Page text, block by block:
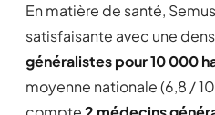
En matière de santé,
satisfaisante avec une
généralistes pour 10 000
moyenne nationale (6,8 /